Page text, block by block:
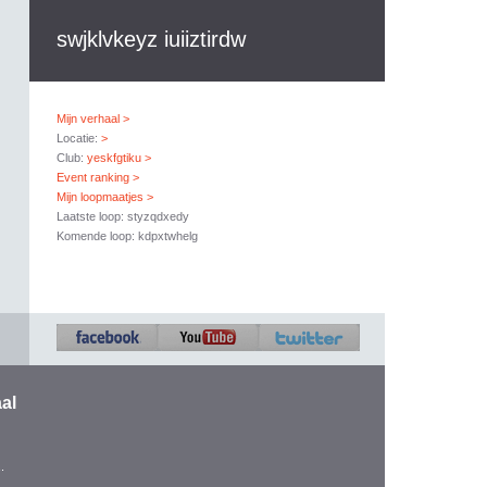
swjklvkeyz iuiiztirdw
Mijn verhaal >
Locatie: >
Club: yeskfgtiku >
Event ranking >
Mijn loopmaatjes >
Laatste loop: styzqdxedy
Komende loop: kdpxtwhelg